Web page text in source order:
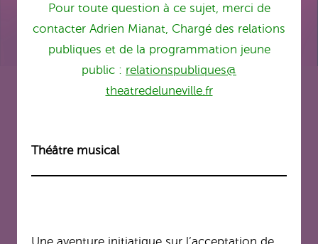
Pour toute question à ce sujet, merci de
contacter Adrien Mianat, Chargé des relations
publiques et de la programmation jeune
public : relationspubliques@
theatredeluneville.fr
Théâtre musical
Une aventure initiatique sur l’acceptation de